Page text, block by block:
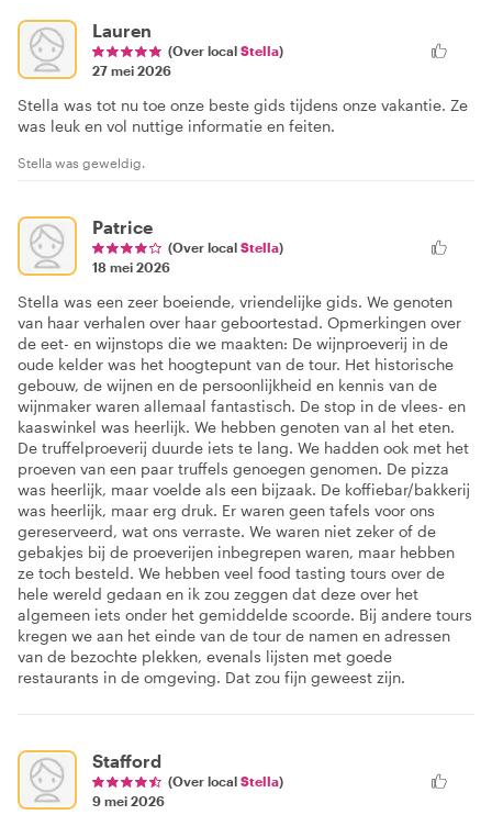
Lauren
(Over local Stella)
27 mei 2026
Stella was tot nu toe onze beste gids tijdens onze vakantie. Ze
was leuk en vol nuttige informatie en feiten.
Stella was geweldig.
Patrice
(Over local Stella)
18 mei 2026
Stella was een zeer boeiende, vriendelijke gids. We genoten
van haar verhalen over haar geboortestad. Opmerkingen over
de eet- en wijnstops die we maakten: De wijnproeverij in de
oude kelder was het hoogtepunt van de tour. Het historische
gebouw, de wijnen en de persoonlijkheid en kennis van de
wijnmaker waren allemaal fantastisch. De stop in de vlees- en
kaaswinkel was heerlijk. We hebben genoten van al het eten.
De truffelproeverij duurde iets te lang. We hadden ook met het
proeven van een paar truffels genoegen genomen. De pizza
was heerlijk, maar voelde als een bijzaak. De koffiebar/bakkerij
was heerlijk, maar erg druk. Er waren geen tafels voor ons
gereserveerd, wat ons verraste. We waren niet zeker of de
gebakjes bij de proeverijen inbegrepen waren, maar hebben
ze toch besteld. We hebben veel food tasting tours over de
hele wereld gedaan en ik zou zeggen dat deze over het
algemeen iets onder het gemiddelde scoorde. Bij andere tours
kregen we aan het einde van de tour de namen en adressen
van de bezochte plekken, evenals lijsten met goede
restaurants in de omgeving. Dat zou fijn geweest zijn.
Stafford
(Over local Stella)
9 mei 2026